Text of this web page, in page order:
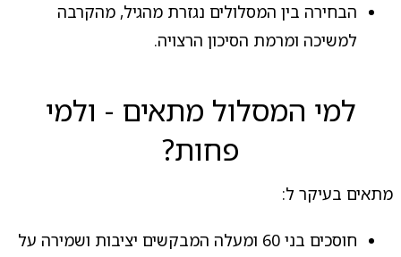
הבחירה בין המסלולים נגזרת מהגיל, מהקרבה
למשיכה ומרמת הסיכון הרצויה.
למי המסלול מתאים - ולמי
פחות?
מתאים בעיקר ל:
חוסכים בני 60 ומעלה המבקשים יציבות ושמירה על